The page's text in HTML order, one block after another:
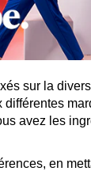
sur la
avez les
en